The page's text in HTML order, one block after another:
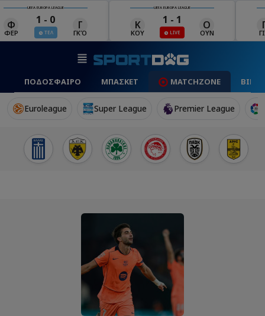
LEAGUE
- 0
ΤΕΛ
Γ
ΓΚΌ
UEFA EUROPA LEAGUE
1 - 1 Ο
ΟΥΝ
UEFA EUROPA
2 -
ΠΟΔΟΣΦΑΙΡΟ ΜΠΑΣΚΕΤ MATCHZONE
Euroleague Super League Premier League